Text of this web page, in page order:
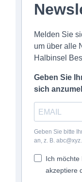
Melden Sie
um über alle
Halbinsel
Geben Sie
sich
Geben Sie bitte
an, z. B.
Ich möchte
akzeptiere